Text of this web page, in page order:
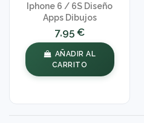
Iphone 6 / 6S Diseño
Apps Dibujos
7,95 €
AÑADIR AL
CARRITO